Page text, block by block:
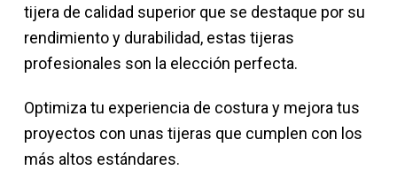
tijera de calidad superior que se destaque por su
rendimiento y durabilidad, estas tijeras
profesionales son la elección perfecta.
Optimiza tu experiencia de costura y mejora tus
proyectos con unas tijeras que cumplen con los
más altos estándares.